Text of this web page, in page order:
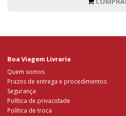
Boa Viagem Livraria
Quem somos
Prazos de entrega e procedimentos
Segurança
Política de privacidade
Política de troca